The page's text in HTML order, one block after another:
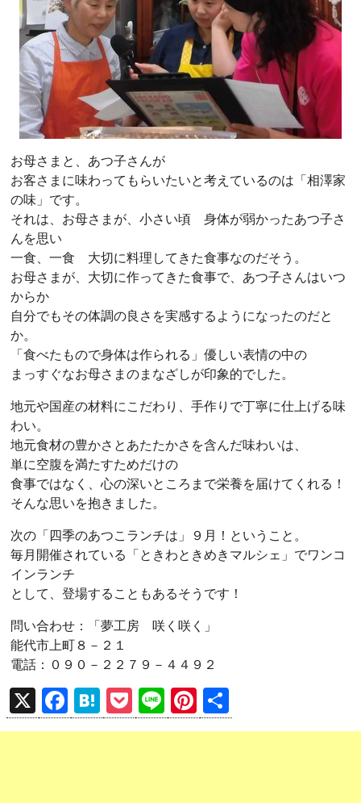
お母さまと、あつ子さんが
お客さまに味わってもらいたいと考えているのは「相澤家
の味」です。
それは、お母さまが、小さい頃 身体が弱かったあつ子さ
んを思い
一食、一食 大切に料理してきた食事なのだそう。
お母さまが、大切に作ってきた食事で、あつ子さんはいつ
からか
自分でもその体調の良さを実感するようになったのだと
か。
「食べたもので身体は作られる」優しい表情の中の
まっすぐなお母さまのまなざしが印象的でした。
地元や国産の材料にこだわり、手作りで丁寧に仕上げる味
わい。
地元食材の豊かさとあたたかさを含んだ味わいは、
単に空腹を満たすためだけの
食事ではなく、心の深いところまで栄養を届けてくれる！
そんな思いを抱きました。
次の「四季のあつこランチは」９月！ということ。
毎月開催されている「ときわときめきマルシェ」でワンコ
インランチ
として、登場することもあるそうです！
問い合わせ：「夢工房 咲く咲く」
能代市上町８－２１
電話：０９０－２２７９－４４９２
X
F
a
H
at
P
o
Li
n
Pi
nt 有